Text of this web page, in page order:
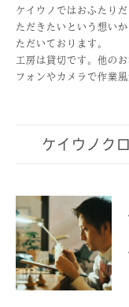
ケイウノではおふたり
ただきたいという想い
ただいております。
工房は貸切です。他の
フォンやカメラで作業
ケイウノク